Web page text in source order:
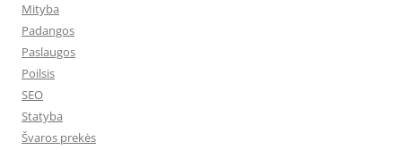
Mityba
Padangos
Paslaugos
Poilsis
SEO
Statyba
Švaros prekės